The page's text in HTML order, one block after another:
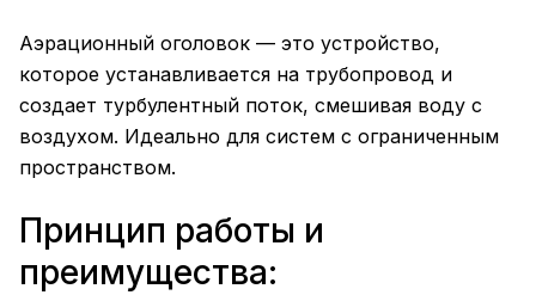
Аэрационный оголовок — это устройство,
которое устанавливается на трубопровод и
создает турбулентный поток, смешивая воду с
воздухом. Идеально для систем с ограниченным
пространством.
Принцип работы и
преимущества: